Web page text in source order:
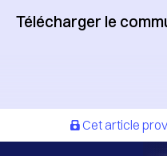
Télécharger le
Cet article